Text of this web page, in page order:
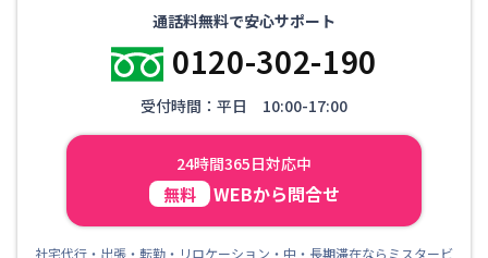
通話料無料で安心サポート
0120-302-190
受付時間：平日 10:00-17:00
24時間365日対応中
無料 WEBから問合せ
社宅代行・出張・転勤・リロケーション・中・長期滞在ならミスタービ